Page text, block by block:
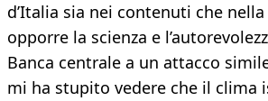
d’Italia sia nei contenuti che
opporre la scienza e
Banca centrale a un attacco
mi ha stupito vedere che il clima